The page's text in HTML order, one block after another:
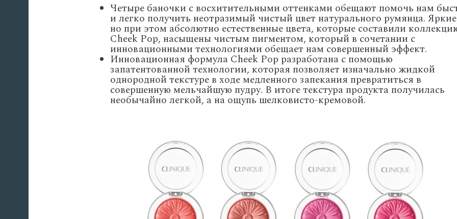
Четыре баночки с восхитительными оттенками обещают помочь нам
и легко получить неотразимый чистый цвет натурального румянца.
но при этом абсолютно естественные цвета, которые составили
Cheek Pop, насыщены чистым пигментом, который в сочетании с
инновационными технологиями обещает нам совершенный эффект.
Инновационная формула Cheek Pop разработана с помощью
запатентованной технологии, которая позволяет изначально жидкой
однородной текстуре в ходе медленного запекания превратиться в
совершенную мельчайшую пудру. В итоге текстура продукта получилась
необычайно легкой, а на ощупь шелковисто-кремовой.